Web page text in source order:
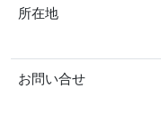
所在地
お問い合せ